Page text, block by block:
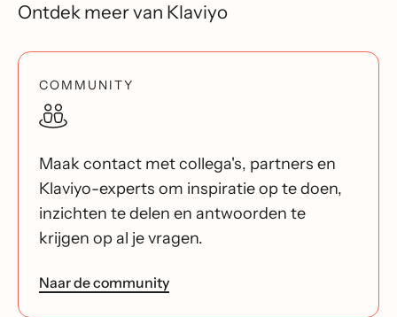
Ontdek meer van Klaviyo
COMMUNITY
Maak contact met collega's, partners en
Klaviyo-experts om inspiratie op te doen,
inzichten te delen en antwoorden te
krijgen op al je vragen.
Naar de community